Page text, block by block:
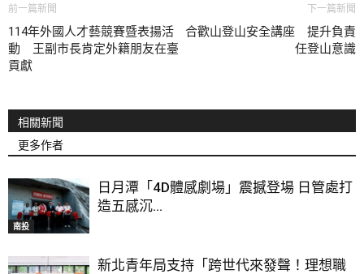
前一篇新聞
114年外國人才藝競賽暨表揚活
動 王副市長肯定外籍朋友在臺
貢獻
下一篇新聞
合歡山登山安全講座 提升負責
任登山意識
相關新聞
更多作者
南投
日月潭「4D體感劇場」震撼登場 日管處打
造五感沉...
新北青年局支持「跨世代來發聲！理想職